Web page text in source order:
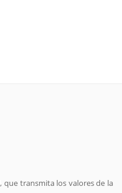
que transmita los valores de la